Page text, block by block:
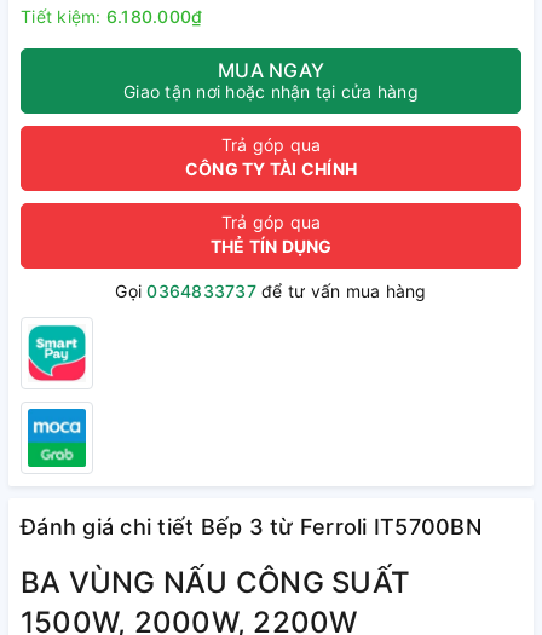
Tiết kiệm: 6.180.000₫
MUA NGAY
Giao tận nơi hoặc nhận tại cửa hàng
Trả góp qua
CÔNG TY TÀI CHÍNH
Trả góp qua
THẺ TÍN DỤNG
Gọi0364833737để tư vấn mua hàng
Đánh giá chi tiết Bếp 3 từ Ferroli IT5700BN
BA VÙNG NẤU CÔNG SUẤT
1500W, 2000W, 2200W